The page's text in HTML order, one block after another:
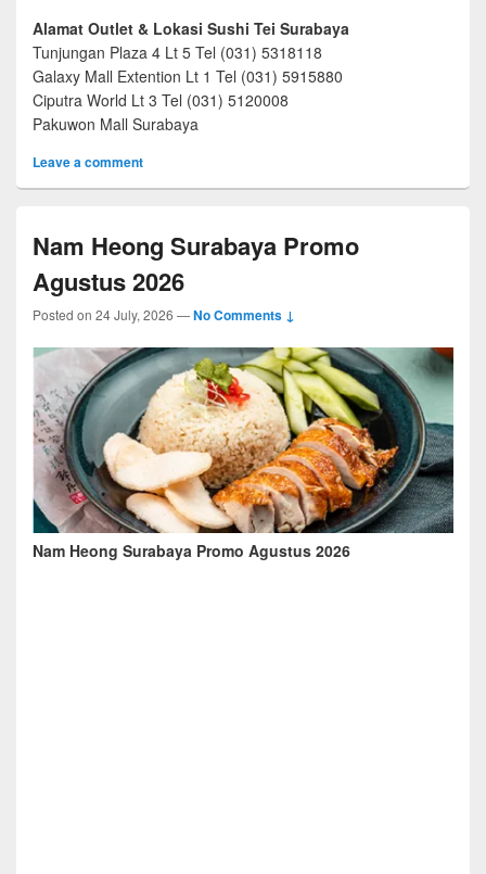
Alamat Outlet & Lokasi Sushi Tei Surabaya
Tunjungan Plaza 4 Lt 5 Tel (031) 5318118
Galaxy Mall Extention Lt 1 Tel (031) 5915880
Ciputra World Lt 3 Tel (031) 5120008
Pakuwon Mall Surabaya
Leave a comment
Nam Heong Surabaya Promo
Agustus 2026
Posted on 24 July, 2026 —No Comments ↓
Nam Heong Surabaya Promo Agustus 2026